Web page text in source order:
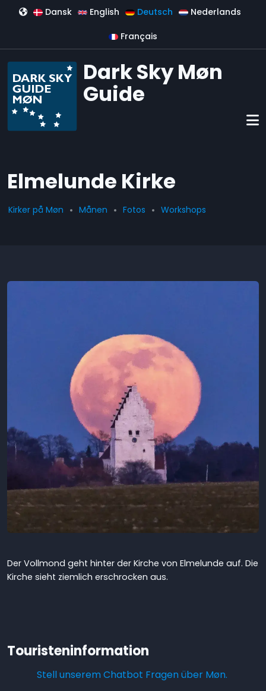
Direkt zum Inhalt
Dansk English Deutsch Nederlands
Français
Dark Sky Møn
Guide
Elmelunde Kirke
Kirker på Møn Månen Fotos Workshops
Der Vollmond geht hinter der Kirche von Elmelunde auf. Die
Kirche sieht ziemlich erschrocken aus.
Touristeninformation
Stell unserem Chatbot Fragen über Møn.